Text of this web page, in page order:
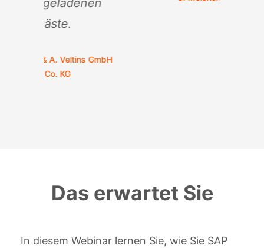
Das erwartet Sie
In diesem Webinar lernen Sie, wie Sie SAP